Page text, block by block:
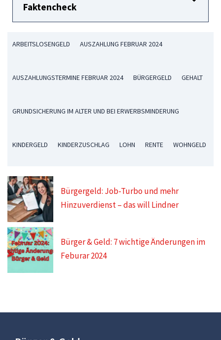
Faktencheck
ARBEITSLOSENGELD AUSZAHLUNG FEBRUAR 2024
AUSZAHLUNGSTERMINE FEBRUAR 2024 BÜRGERGELD GEHALT
GRUNDSICHERUNG IM ALTER UND BEI ERWERBSMINDERUNG
KINDERGELD KINDERZUSCHLAG LOHN RENTE WOHNGELD
Bürgergeld: Job-Turbo und mehr
Hinzuverdienst – das will Lindner
Bürger & Geld: 7 wichtige Änderungen im
Feburar 2024